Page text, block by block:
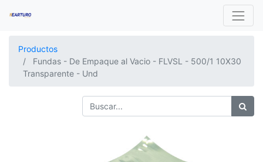
Productos
Fundas - De Empaque al Vacio - FLVSL - 500/1 10X30
Transparente - Und